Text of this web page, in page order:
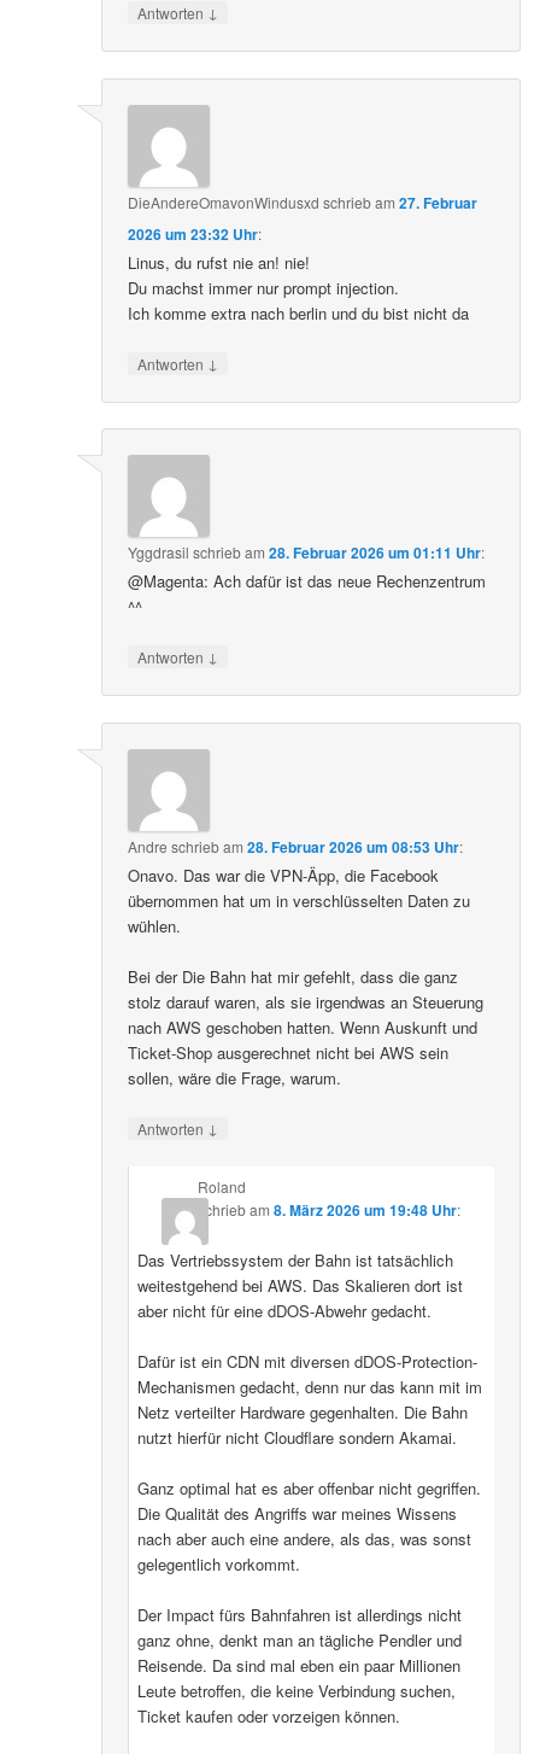
Antworten ↓
DieAndereOmavonWindusxd schriebam27. Februar
2026 um 23:32 Uhr:
Linus, du rufst nie an! nie!
Du machst immer nur prompt injection.
Ich komme extra nach berlin und du bist nicht da
Antworten ↓
Yggdrasil schriebam28. Februar 2026 um 01:11 Uhr:
@Magenta: Ach dafür ist das neue Rechenzentrum
^^
Antworten ↓
Andre schriebam28. Februar 2026 um 08:53 Uhr:
Onavo. Das war die VPN-Äpp, die Facebook
übernommen hat um in verschlüsselten Daten zu
wühlen.
Bei der Die Bahn hat mir gefehlt, dass die ganz
stolz darauf waren, als sie irgendwas an Steuerung
nach AWS geschoben hatten. Wenn Auskunft und
Ticket-Shop ausgerechnet nicht bei AWS sein
sollen, wäre die Frage, warum.
Antworten ↓
Roland
schriebam 8. März 2026 um 19:48 Uhr:
Das Vertriebssystem der Bahn ist tatsächlich
weitestgehend bei AWS. Das Skalieren dort ist
aber nicht für eine dDOS-Abwehr gedacht.
Dafür ist ein CDN mit diversen dDOS-Protection-
Mechanismen gedacht, denn nur das kann mit im
Netz verteilter Hardware gegenhalten. Die Bahn
nutzt hierfür nicht Cloudflare sondern Akamai.
Ganz optimal hat es aber offenbar nicht gegriffen.
Die Qualität des Angriffs war meines Wissens
nach aber auch eine andere, als das, was sonst
gelegentlich vorkommt.
Der Impact fürs Bahnfahren ist allerdings nicht
ganz ohne, denkt man an tägliche Pendler und
Reisende. Da sind mal eben ein paar Millionen
Leute betroffen, die keine Verbindung suchen,
Ticket kaufen oder vorzeigen können.